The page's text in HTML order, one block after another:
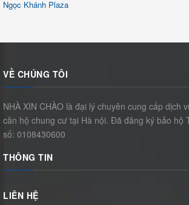
Ngọc Khánh Plaza
VỀ CHÚNG TÔI
NHÀ XIN CHÀO là đại lý chuyên cung cấp dịch
căn hộ chung cư tại Hà nội. Đã đăng ký bảo hộ
số: 0108430600
THÔNG TIN
LIÊN HỆ